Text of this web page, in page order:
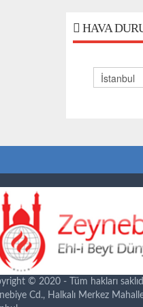
HAVA
© 2020 - Tüm hakları
Cd., Halkalı Merkez